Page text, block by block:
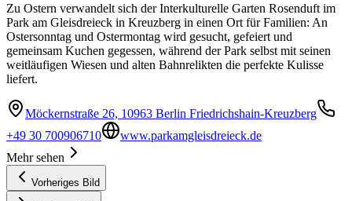
Zu Ostern verwandelt sich der Interkulturelle Garten Rosenduft im
Park am Gleisdreieck in Kreuzberg in einen Ort für Familien: An
Ostersonntag und Ostermontag wird gesucht, gefeiert und
gemeinsam Kuchen gegessen, während der Park selbst mit seinen
weitläufigen Wiesen und alten Bahnrelikten die perfekte Kulisse
liefert.
Möckernstraße 26, 10963 Berlin Friedrichshain-Kreuzberg
+49 30 700906710
www.parkamgleisdreieck.de
Mehr sehen
Vorheriges Bild